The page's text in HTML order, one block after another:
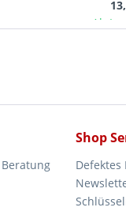
Ab
Shop
Defektes